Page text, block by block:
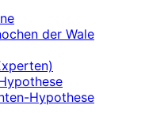
der Wale
Hypothese